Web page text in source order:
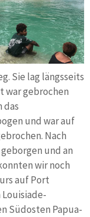
Sie lag längsseits
war gebrochen
das
und war auf
Nach
und an
wir noch
auf Port
Südosten Papua-